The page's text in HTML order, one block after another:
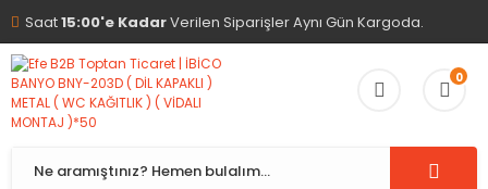
Saat15:00'e KadarVerilen Siparişler Aynı Gün Kargoda.
0